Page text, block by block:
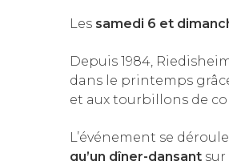
Les samedi 6 et
Depuis 1984,
dans le printemps
et aux tourbillons de
L’événement se
qu’un dîner-dansant